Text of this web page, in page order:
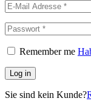
Remember me
Log in
Sie sind kein Kunde?